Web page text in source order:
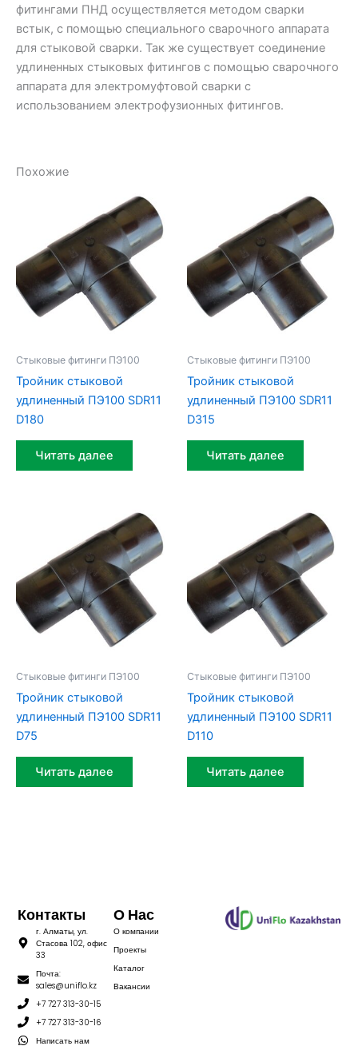
фитингами ПНД осуществляется методом сварки
встык, с помощью специального сварочного аппарата
для стыковой сварки. Так же существует соединение
удлиненных стыковых фитингов с помощью сварочного
аппарата для электромуфтовой сварки с
использованием электрофузионных фитингов.
Похожие
Стыковые фитинги ПЭ100
Тройник стыковой
удлиненный ПЭ100 SDR11
D180
Читать далее
Стыковые фитинги ПЭ100
Тройник стыковой
удлиненный ПЭ100 SDR11
D315
Читать далее
Стыковые фитинги ПЭ100
Тройник стыковой
удлиненный ПЭ100 SDR11
D75
Читать далее
Стыковые фитинги ПЭ100
Тройник стыковой
удлиненный ПЭ100 SDR11
D110
Читать далее
О Нас
О компании
Проекты
Каталог
Вакансии
Контакты
г. Алматы, ул.
Стасова 102, офис
33
Почта:
sales@uniflo.kz
+7 727 313-30-15
+7 727 313-30-16
Написать нам